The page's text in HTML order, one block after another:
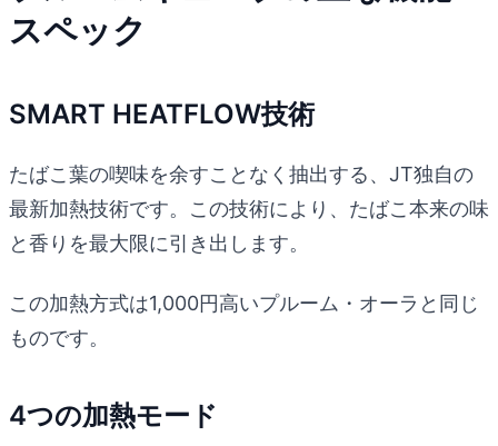
スペック
SMART HEATFLOW技術
たばこ葉の喫味を余すことなく抽出する、JT独自の
最新加熱技術です。この技術により、たばこ本来の味
と香りを最大限に引き出します。
この加熱方式は1,000円高いプルーム・オーラと同じ
ものです。
4つの加熱モード